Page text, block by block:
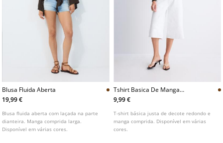
Blusa Fluida Aberta
19,99 €
Blusa fluida aberta com laçada na parte
dianteira. Manga comprida larga.
Disponível em várias cores.
Tshirt Basica De Manga
Comprida
9,99 €
T-shirt básica justa de decote redondo e
manga comprida. Disponível em várias
cores.